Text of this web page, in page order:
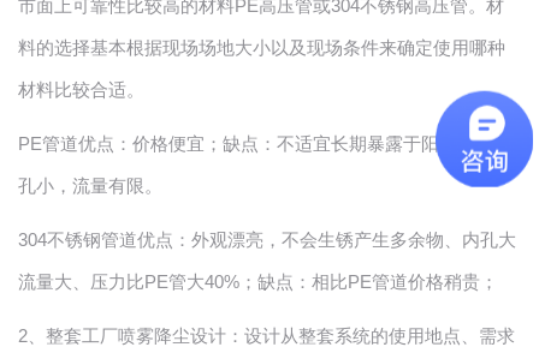
市面上可靠性比较高的材料PE高压管或304不锈钢高压管。材
料的选择基本根据现场场地大小以及现场条件来确定使用哪种
材料比较合适。
PE管道优点：价格便宜；缺点：不适宜长期暴露于阳关下且内
孔小，流量有限。
304不锈钢管道优点：外观漂亮，不会生锈产生多余物、内孔大
流量大、压力比PE管大40%；缺点：相比PE管道价格稍贵；
2 、整套工厂喷雾降尘设计：设计从整套系统的使用地点、需求